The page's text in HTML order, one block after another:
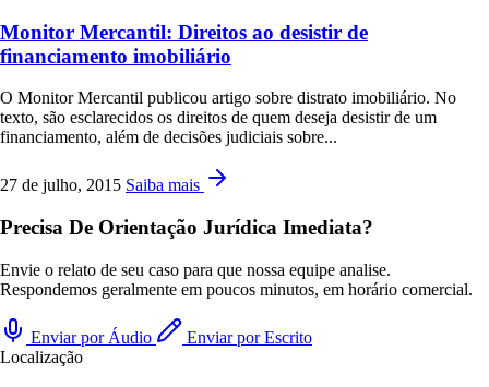
Monitor Mercantil: Direitos ao desistir de
financiamento imobiliário
O Monitor Mercantil publicou artigo sobre distrato imobiliário. No
texto, são esclarecidos os direitos de quem deseja desistir de um
financiamento, além de decisões judiciais sobre...
27 de julho, 2015 Saiba mais
Precisa De Orientação Jurídica Imediata?
Envie o relato de seu caso para que nossa equipe analise.
Respondemos geralmente em poucos minutos, em horário comercial.
Enviar por Áudio
Enviar por Escrito
Localização